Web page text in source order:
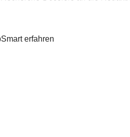
erfahren